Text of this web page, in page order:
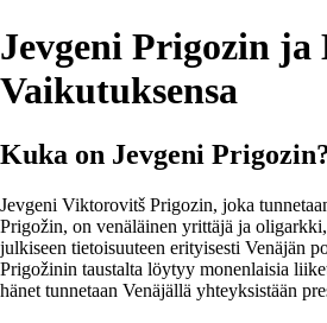
Jevgeni Prigozin ja
Vaikutuksensa
Kuka on Jevgeni
Jevgeni Viktorovitš Prigozin, joka
Prigožin, on venäläinen yrittäjä ja
julkiseen tietoisuuteen erityisesti Venäjän
Prigožinin taustalta löytyy monenlaisia
hänet tunnetaan Venäjällä yhteyksistään